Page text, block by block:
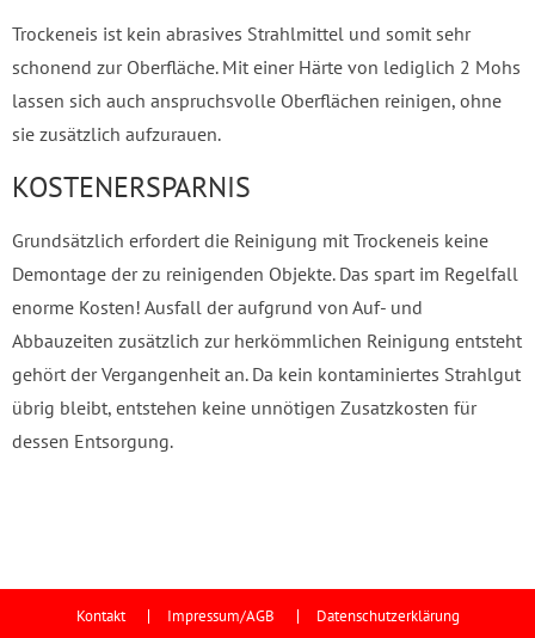
Trockeneis ist kein abrasives Strahlmittel und somit sehr
schonend zur Oberfläche. Mit einer Härte von lediglich 2 Mohs
lassen sich auch anspruchsvolle Oberflächen reinigen, ohne
sie zusätzlich aufzurauen.
KOSTENERSPARNIS
Grundsätzlich erfordert die Reinigung mit Trockeneis keine
Demontage der zu reinigenden Objekte. Das spart im Regelfall
enorme Kosten! Ausfall der aufgrund von Auf- und
Abbauzeiten zusätzlich zur herkömmlichen Reinigung entsteht
gehört der Vergangenheit an. Da kein kontaminiertes Strahlgut
übrig bleibt, entstehen keine unnötigen Zusatzkosten für
dessen Entsorgung.
Kontakt Impressum/AGB Datenschutzerklärung